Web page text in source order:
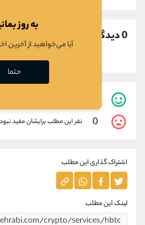
0 دیدگاه
0 نفر این مطلب برایشان مفید
اشتراک گذاری این مطلب
لینک این مطلب
به روز
آیا می‌خواهید از آخرین
حتما